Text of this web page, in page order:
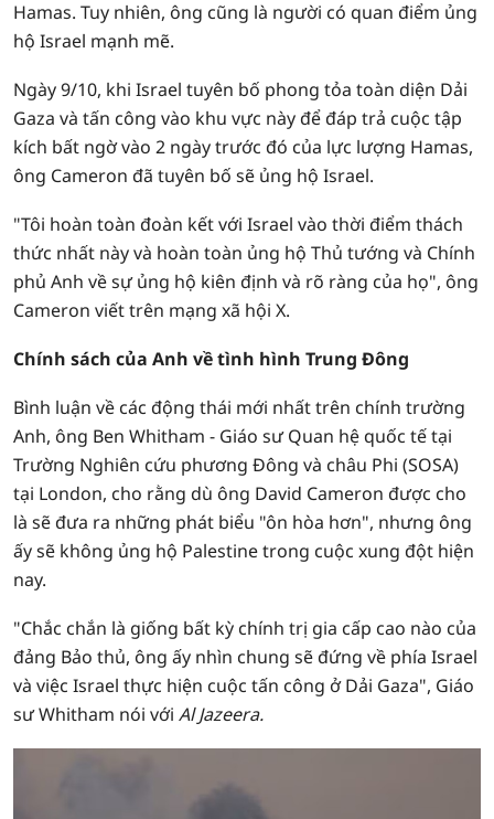
Hamas. Tuy nhiên, ông cũng là người có quan điểm ủng
hộ Israel mạnh mẽ.
Ngày 9/10, khi Israel tuyên bố phong tỏa toàn diện Dải
Gaza và tấn công vào khu vực này để đáp trả cuộc tập
kích bất ngờ vào 2 ngày trước đó của lực lượng Hamas,
ông Cameron đã tuyên bố sẽ ủng hộ Israel.
"Tôi hoàn toàn đoàn kết với Israel vào thời điểm thách
thức nhất này và hoàn toàn ủng hộ Thủ tướng và Chính
phủ Anh về sự ủng hộ kiên định và rõ ràng của họ", ông
Cameron viết trên mạng xã hội X.
Chính sách của Anh về tình hình Trung Đông
Bình luận về các động thái mới nhất trên chính trường
Anh, ông Ben Whitham - Giáo sư Quan hệ quốc tế tại
Trường Nghiên cứu phương Đông và châu Phi (SOSA)
tại London, cho rằng dù ông David Cameron được cho
là sẽ đưa ra những phát biểu "ôn hòa hơn", nhưng ông
ấy sẽ không ủng hộ Palestine trong cuộc xung đột hiện
nay.
"Chắc chắn là giống bất kỳ chính trị gia cấp cao nào của
đảng Bảo thủ, ông ấy nhìn chung sẽ đứng về phía Israel
và việc Israel thực hiện cuộc tấn công ở Dải Gaza", Giáo
sư Whitham nói với Al Jazeera.